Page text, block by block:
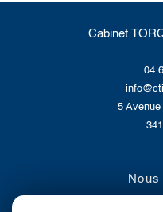
Cabinet
04
5